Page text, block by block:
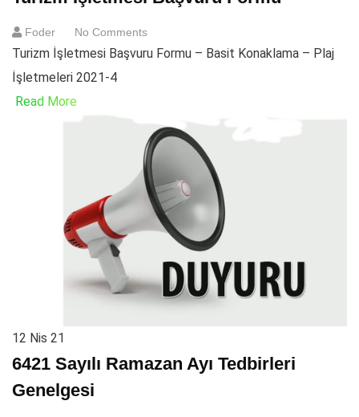
Foder No Comments
Turizm İşletmesi Başvuru Formu – Basit Konaklama – Plaj
İşletmeleri 2021-4
Read More
12 Nis 21
6421 Sayılı Ramazan Ayı Tedbirleri
Genelgesi